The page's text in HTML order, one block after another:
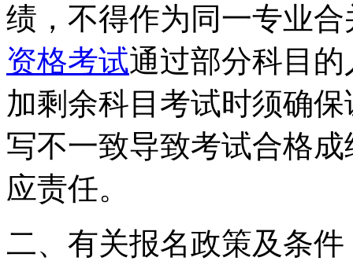
绩，不得作为同一专业
资格考试通过部分科目
加剩余科目考试时须确
写不一致导致考试合格
应责任。
二、有关报名政策及条件